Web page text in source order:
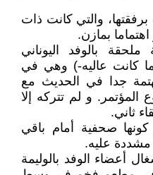
والتي كانت ذات
بمازن.
بالوفد اليوناني
كانت عاليه-) وهي في
جدا في الحديث مع
و لم تتركه إلا
ثاني.
صحفية أمام باقي
مشددة عليه.
أعضاء الوفد بالوليمة